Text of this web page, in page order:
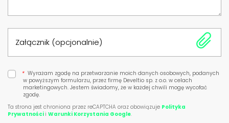
Załącznik (opcjonalnie)
* Wyrażam zgodę na przetwarzanie moich danych osobowych, podanych
w powyższym formularzu, przez firmę Develtio sp. z o.o. w celach
marketingowych. Jestem świadomy, że w każdej chwili mogę wycofać
zgodę.
Ta strona jest chroniona przez reCAPTCHA oraz obowiązuje Polityka
Prywatnościi Warunki Korzystania Google.